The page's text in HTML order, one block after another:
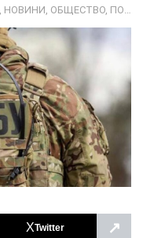
НОВИНИ ОБЩЕСТВО ПОДІЇ
Twitter ↗